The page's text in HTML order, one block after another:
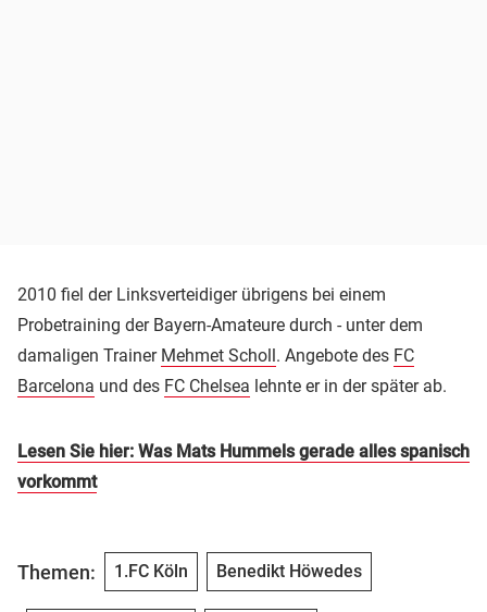
2010 fiel der Linksverteidiger übrigens bei einem
Probetraining der Bayern-Amateure durch - unter dem
damaligen Trainer Mehmet Scholl . Angebote des FC
Barcelona und des FC Chelsea lehnte er in der später ab.
Lesen Sie hier: Was Mats Hummels gerade alles spanisch
vorkommt
Themen: 1.FC Köln Benedikt Höwedes